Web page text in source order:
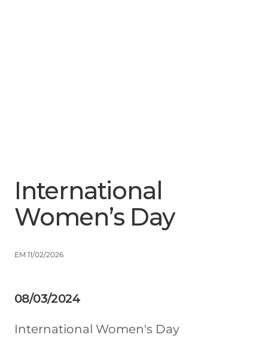
International
Women’s Day
EM 11/02/2026
08/03/2024
International Women's Day